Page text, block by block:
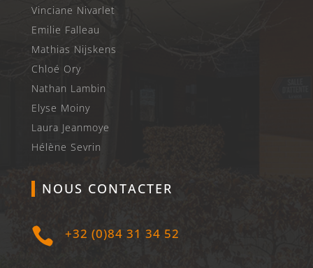
Vinciane Nivarlet
Emilie Falleau
Mathias Nijskens
Chloé Ory
Nathan Lambin
Elyse Moiny
Laura Jeanmoye
Hélène Sevrin
NOUS CONTACTER
 +32 (0)84 31 34 52